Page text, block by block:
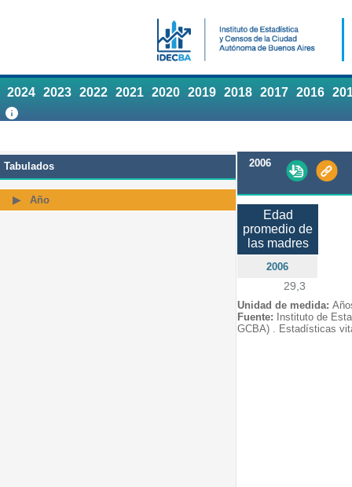
2024 2023 2022 2021 2020 2019 2018 2017 2016
Tabulados
Año
2006
Edad
promedio de
las madres
2006
29,3
Unidad de medida:
Fuente: Instituto de
GCBA) . Estadísticas